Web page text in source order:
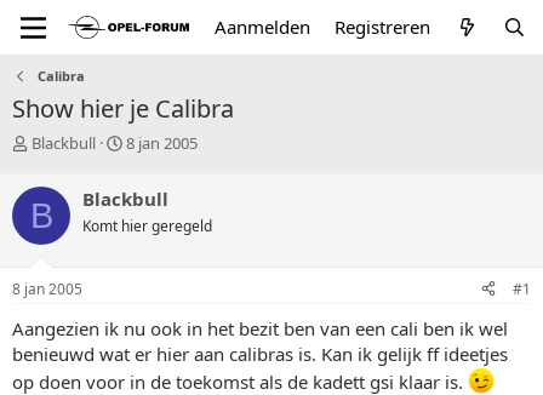
Aanmelden Registreren
Calibra
Show hier je Calibra
T
p
i
c
s
a
t
e
r
Blackbull
S
r
t
a
m
8 jan 2005
B Blackbull
Komt hier geregeld
8 jan 2005 #1
Aangezien ik nu ook in het bezit ben van een cali ben ik wel
benieuwd wat er hier aan calibras is. Kan ik gelijk ff ideetjes
op doen voor in de toekomst als de kadett gsi klaar is.